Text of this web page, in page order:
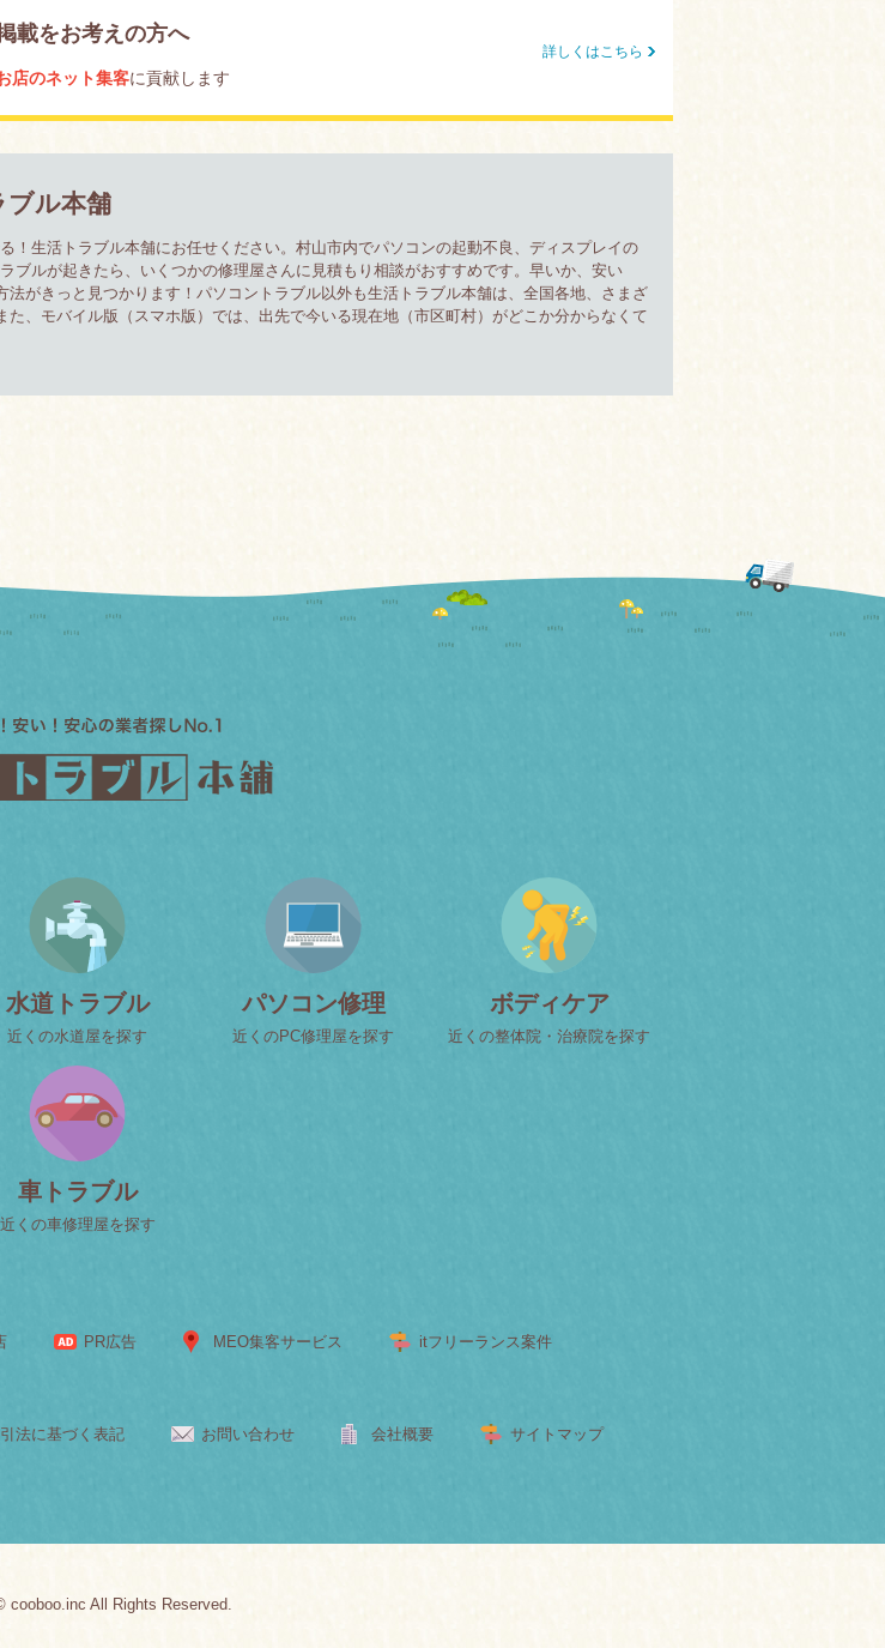
載をお考えの方へ
店のネット集客に貢献します
詳しくはこちら
ブル本舗
！生活トラブル本舗にお任せください。村山市内でパソコンの起動不良、ディスプレイの
ブルが起きたら、いくつかの修理屋さんに見積もり相談がおすすめです。早いか、安い
がきっと見つかります！パソコントラブル以外も生活トラブル本舗は、全国各地、さまざ
、モバイル版（スマホ版）では、出先で今いる現在地（市区町村）がどこか分からなくて
水道トラブル
近くの水道屋を探す
パソコン修理
近くのPC修理屋を探す
ボディケア
近くの整体院・治療院を探す
車トラブル
近くの車修理屋を探す
PR広告 MEO集客サービス itフリーランス案件
法に基づく表記 お問い合わせ 会社概要 サイトマップ
cooboo.inc All Rights Reserved.